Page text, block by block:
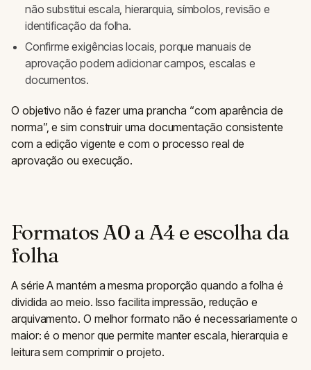
não substitui escala, hierarquia, símbolos, revisão e
identificação da folha.
Confirme exigências locais, porque manuais de
aprovação podem adicionar campos, escalas e
documentos.
O objetivo não é fazer uma prancha “com aparência de
norma”, e sim construir uma documentação consistente
com a edição vigente e com o processo real de
aprovação ou execução.
Formatos A0 a A4 e escolha da
folha
A série A mantém a mesma proporção quando a folha é
dividida ao meio. Isso facilita impressão, redução e
arquivamento. O melhor formato não é necessariamente o
maior: é o menor que permite manter escala, hierarquia e
leitura sem comprimir o projeto.